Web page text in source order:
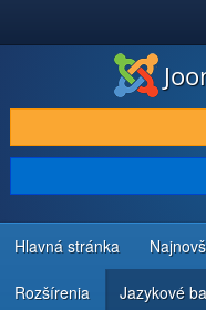
STIAHNUŤ & ROZŠÍRIŤ
OBJAVUJTE & UČTE SA
KOMUNITA & PODPORA
ZDROJE INFORMÁCIÍ PRE
Hlavná stránka
Rozšírenia Jazykové